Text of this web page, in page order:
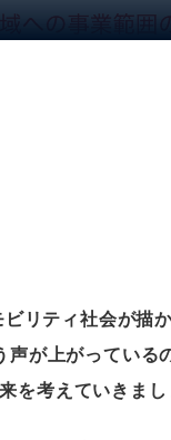
リティ社会が描
声が上がっている
を考えていきまし